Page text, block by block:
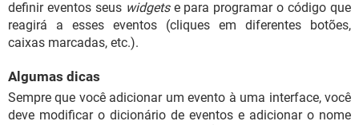
definir eventos seus widgetse para programar o código que
reagirá a esses eventos (cliques em diferentes botões,
caixas marcadas, etc.).
Algumas dicas
Sempre que você adicionar um evento à uma interface, você
deve modificar o dicionário de eventos e adicionar o nome